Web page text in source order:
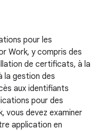
pour les
Work, y compris des
de certificats, à la
la gestion des
aux identifiants
pour des
vous devez examiner
application en